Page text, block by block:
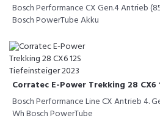
Bosch Performance CX Gen.4 Antrieb
Bosch PowerTube Akku
Corratec E-Power Trekking 28
Bosch Performance Line CX Antrieb 4.
Wh Bosch PowerTube